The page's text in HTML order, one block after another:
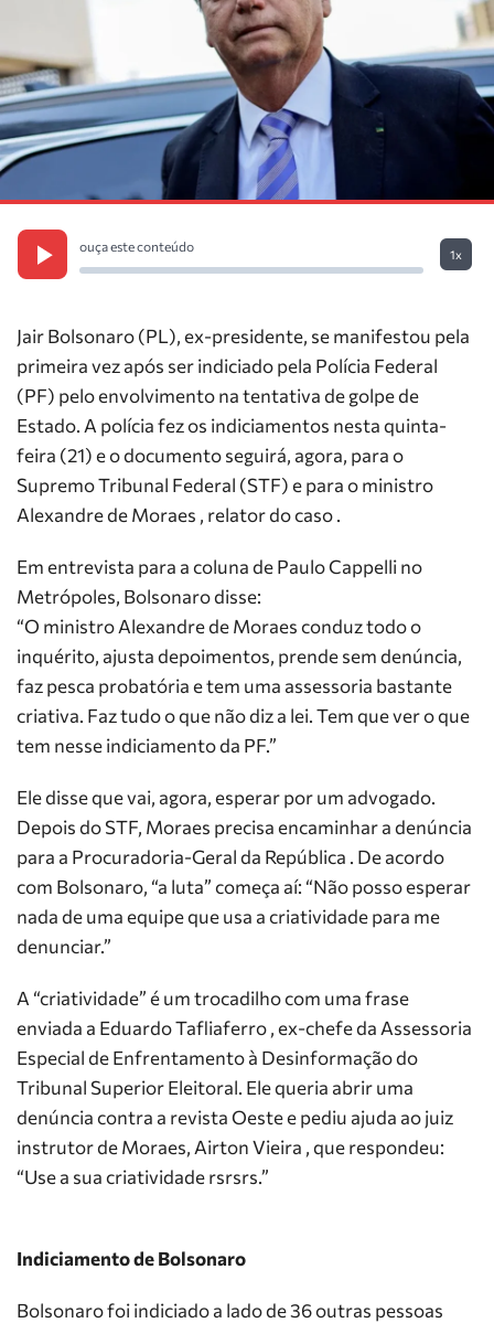
ouça este conteúdo
1x
Jair Bolsonaro (PL), ex-presidente, se manifestou pela
primeira vez após ser indiciado pela Polícia Federal
(PF) pelo envolvimento na tentativa de golpe de
Estado. A polícia fez os indiciamentos nesta quinta-
feira (21) e o documento seguirá, agora, para o
Supremo Tribunal Federal (STF) e para o ministro
Alexandre de Moraes , relator do caso .
Em entrevista para a coluna de Paulo Cappelli no
Metrópoles, Bolsonaro disse:
“O ministro Alexandre de Moraes conduz todo o
inquérito, ajusta depoimentos, prende sem denúncia,
faz pesca probatória e tem uma assessoria bastante
criativa. Faz tudo o que não diz a lei. Tem que ver o que
tem nesse indiciamento da PF.”
Ele disse que vai, agora, esperar por um advogado.
Depois do STF, Moraes precisa encaminhar a denúncia
para a Procuradoria-Geral da República . De acordo
com Bolsonaro, “a luta” começa aí: “Não posso esperar
nada de uma equipe que usa a criatividade para me
denunciar.”
A “criatividade” é um trocadilho com uma frase
enviada a Eduardo Tafliaferro , ex-chefe da Assessoria
Especial de Enfrentamento à Desinformação do
Tribunal Superior Eleitoral. Ele queria abrir uma
denúncia contra a revista Oeste e pediu ajuda ao juiz
instrutor de Moraes, Airton Vieira , que respondeu:
“Use a sua criatividade rsrsrs.”
Indiciamento de Bolsonaro
Bolsonaro foi indiciado a lado de 36 outras pessoas